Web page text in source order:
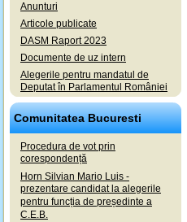
Anunturi
Articole publicate
DASM Raport 2023
Documente de uz intern
Alegerile pentru mandatul de
Deputat în Parlamentul României
Comunitatea Bucuresti
Procedura de vot prin
corespondență
Horn Silvian Mario Luis -
prezentare candidat la alegerile
pentru funcția de președinte a
C.E.B.